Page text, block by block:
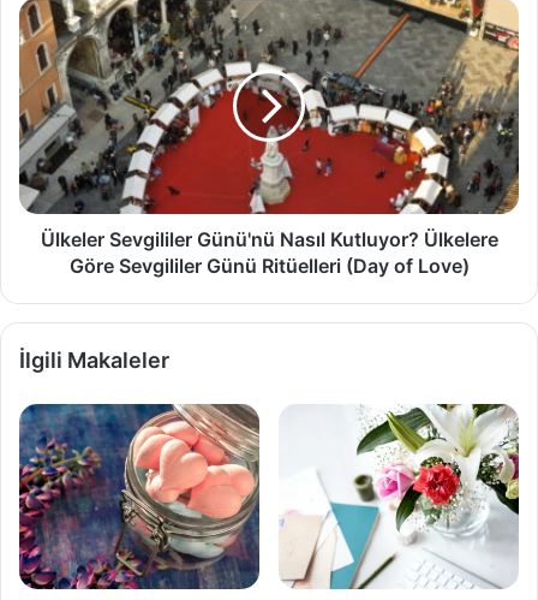
Ülkeler
Sevgililer
Günü'nü
Nasıl
Kutluyor?
Ülkelere
Göre
Sevgililer
Günü
Ritüelleri
Ülkeler Sevgililer Günü'nü Nasıl Kutluyor? Ülkelere
Göre Sevgililer Günü Ritüelleri (Day of Love)
İlgili Makaleler